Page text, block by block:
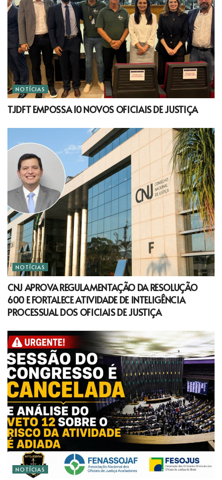
NOTÍCIAS
TJDFT EMPOSSA 10 NOVOS OFICIAIS DE JUSTIÇA
NOTÍCIAS
CNJ APROVA REGULAMENTAÇÃO DA RESOLUÇÃO
600 E FORTALECE ATIVIDADE DE INTELIGÊNCIA
PROCESSUAL DOS OFICIAIS DE JUSTIÇA
NOTÍCIAS